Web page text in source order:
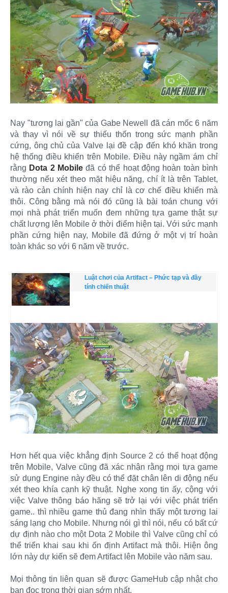
Nay "tương lai gần" của Gabe Newell đã cán mốc 6 năm
và thay vì nói về sự thiếu thốn trong sức mạnh phần
cứng, ông chủ của Valve lại đề cập đến khó khăn trong
hệ thống điều khiển trên Mobile. Điều này ngầm ám chỉ
rằng Dota 2 Mobile đã có thể hoạt động hoàn toàn bình
thường nếu xét theo mặt hiệu năng, chí ít là trên Tablet,
và rào cản chính hiện nay chỉ là cơ chế điều khiển mà
thôi. Công bằng mà nói đó cũng là bài toán chung với
mọi nhà phát triển muốn đem những tựa game thật sự
chất lượng lên Mobile ở thời điểm hiện tại. Với sức mạnh
phần cứng hiện nay, Mobile đã đứng ở một vị trí hoàn
toàn khác so với 6 năm về trước.
Luật chơi của Artifact – Phức tạp và đầy
tính chiến thuật
Hơn hết qua việc khẳng định Source 2 có thể hoạt động
trên Mobile, Valve cũng đã xác nhận rằng mọi tựa game
sử dụng Engine này đều có thể đặt chân lên di động nếu
xét theo khía cạnh kỹ thuật. Nghe xong tin ấy, cộng với
việc Valve thông báo hãng sẽ trở lại với việc phát triển
game.. thì nhiều game thủ đang nhìn thấy một tương lai
sáng lạng cho Mobile. Nhưng nói gì thì nói, nếu có bất cứ
dự định nào cho một Dota 2 Mobile thì Valve cũng chỉ có
thể triển khai sau khi ổn định Artifact mà thôi. Hiện ông
lớn này dự kiến sẽ đem Artifact lên Mobile vào năm sau.
Mọi thông tin liên quan sẽ được GameHub cập nhật cho
bạn đọc trong thời gian sớm nhất.